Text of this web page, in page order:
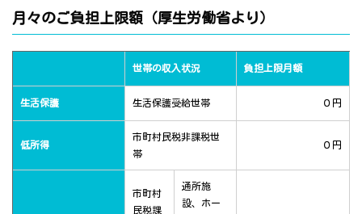
月々のご負担上限額（厚生労働省より）
世帯の収入状況 負担上限月額
生活保護 生活保護受給世帯 ０円
低所得
市町村民税非課税世
帯
０円
市町村
民税課
通所施
設、ホー